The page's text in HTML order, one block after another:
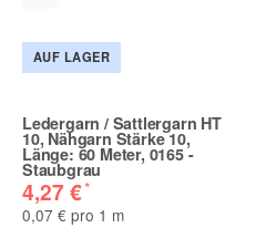
AUF LAGER
Ledergarn / Sattlergarn HT
10, Nähgarn Stärke 10,
Länge: 60 Meter, 0165 -
Staubgrau
4,27 €*
0,07 € pro 1 m